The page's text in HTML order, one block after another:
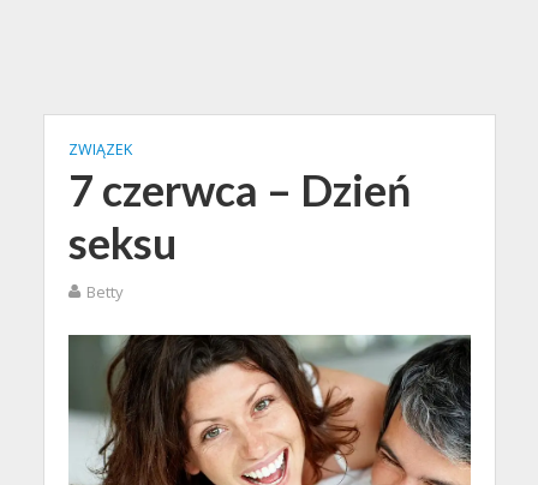
ZWIĄZEK
7 czerwca – Dzień
seksu
Betty